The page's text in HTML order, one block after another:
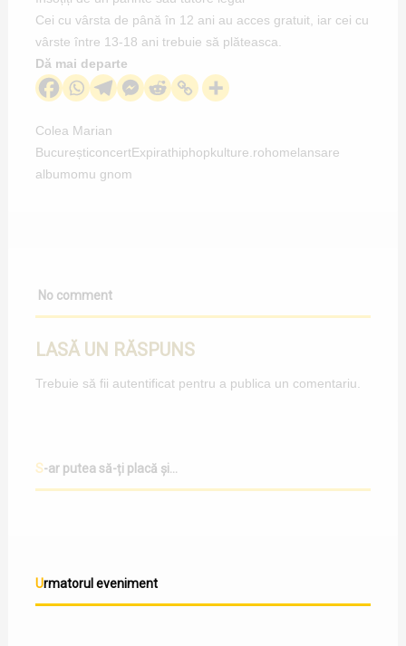
Cei cu vârsta de până în 12 ani au acces gratuit, iar cei cu
vârste între 13-18 ani trebuie să plăteasca.
Dă mai departe
Colea Marian
BucureșticoncertExpirathiphopkulture.rohomelansare
albumomu gnom
No comment
LASĂ UN RĂSPUNS
Trebuie să fii autentificatpentru a publica un comentariu.
S-ar putea să-ți placă și...
Urmatorul eveniment